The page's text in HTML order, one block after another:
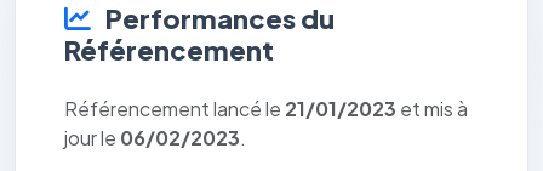
Performances du
Référencement
Référencement lancé le 21/01/2023 et mis à
jour le 06/02/2023.